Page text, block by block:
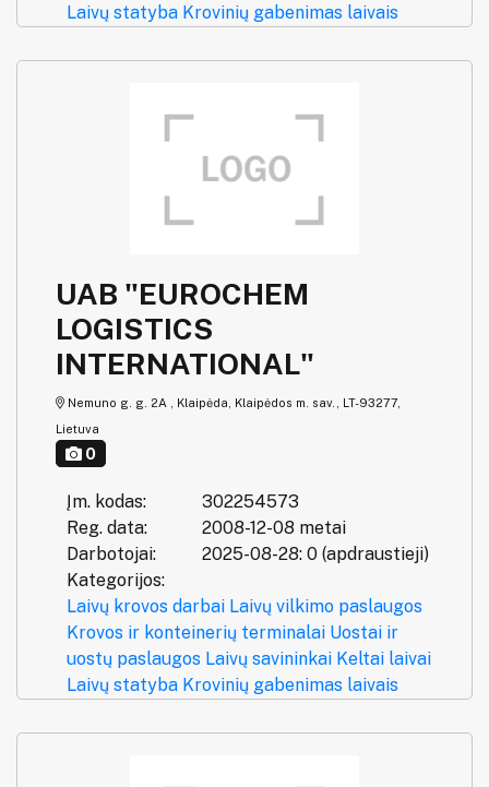
Laivų statyba Krovinių gabenimas laivais
UAB "EUROCHEM
LOGISTICS
INTERNATIONAL"
Nemuno g. g. 2A , Klaipėda, Klaipėdos m. sav., LT-93277,
Lietuva
0
Įm. kodas:
302254573
Reg. data:
2008-12-08 metai
Darbotojai:
2025-08-28: 0 (apdraustieji)
Kategorijos:
Laivų krovos darbai Laivų vilkimo paslaugos
Krovos ir konteinerių terminalai Uostai ir
uostų paslaugos Laivų savininkai Keltai laivai
Laivų statyba Krovinių gabenimas laivais